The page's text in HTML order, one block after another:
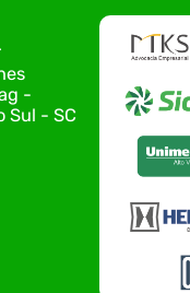
Conexão Tech NIAVI,
tecnologia da região
conteúdo
de
encontro aconteceu
-
Sul - SC